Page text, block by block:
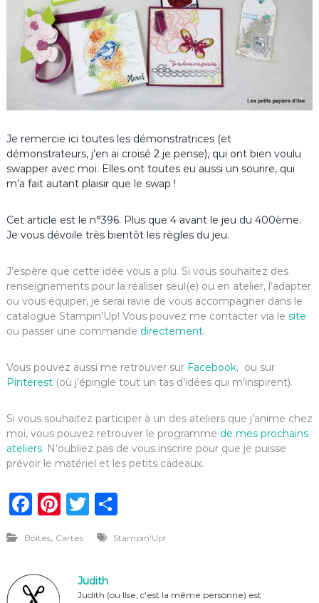
Je remercie ici toutes les démonstratrices (et
démonstrateurs, j’en ai croisé 2 je pense), qui ont bien voulu
swapper avec moi. Elles ont toutes eu aussi un sourire, qui
m’a fait autant plaisir que le swap !
Cet article est le n°396. Plus que 4 avant le jeu du 400ème.
Je vous dévoile très bientôt les règles du jeu.
J’espère que cette idée vous a plu. Si vous souhaitez des
renseignements pour la réaliser seul(e) ou en atelier, l’adapter
ou vous équiper, je serai ravie de vous accompagner dans le
catalogue Stampin’Up! Vous pouvez me contacter via le site
ou passer une commande directement.
Vous pouvez aussi me retrouver sur Facebook, ou sur
Pinterest (où j’épingle tout un tas d’idées qui m’inspirent).
Si vous souhaitez participer à un des ateliers que j’anime chez
moi, vous pouvez retrouver le programme de mes prochains
ateliers. N’oubliez pas de vous inscrire pour que je puisse
prévoir le matériel et les petits cadeaux.
F
c
e
b
Pi
te
re
st
T
w
it
te
r
P
ta
er
Boites, Cartes Stampin'Up!
Judith
Judith (ou Ilse, c'est la même personne) est